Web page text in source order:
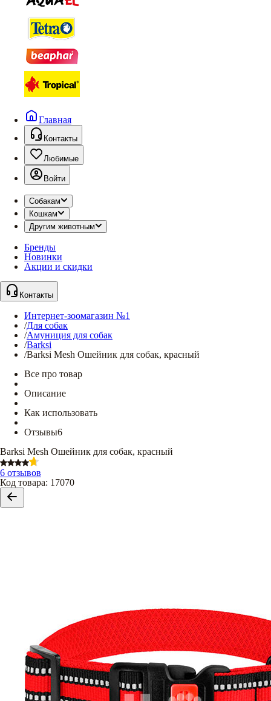
Главная
Контакты
Любимые
Войти
Собакам
Кошкам
Другим животным
Бренды
Новинки
Акции и скидки
Контакты
Интернет-зоомагазин №1
/Для собак
/Амуниция для собак
/Barksi
/Barksi Mesh Ошейник для собак, красный
Все про товар
Описание
Как использовать
Отзывы6
Barksi Mesh Ошейник для собак, красный
6 отзывов
Код товара: 17070